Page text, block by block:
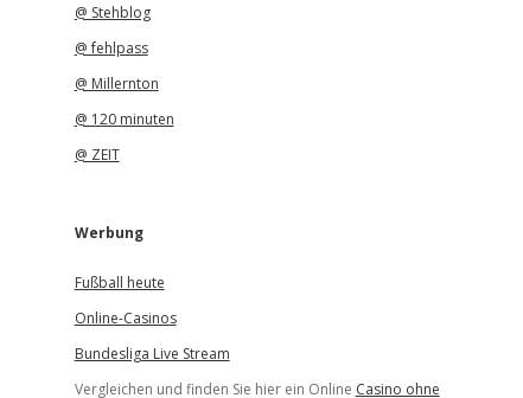
@ Stehblog
@ fehlpass
@ Millernton
@ 120 minuten
@ ZEIT
Werbung
Fußball heute
Online-Casinos
Bundesliga Live Stream
Vergleichen und finden Sie hier ein Online Casino ohne